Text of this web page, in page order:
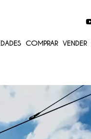
COMPRAR VENDER